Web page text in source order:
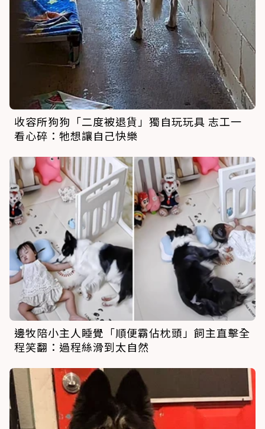
收容所狗狗「二度被退貨」獨自玩玩具 志工一
看心碎：牠想讓自己快樂
邊牧陪小主人睡覺「順便霸佔枕頭」飼主直擊全
程笑翻：過程絲滑到太自然